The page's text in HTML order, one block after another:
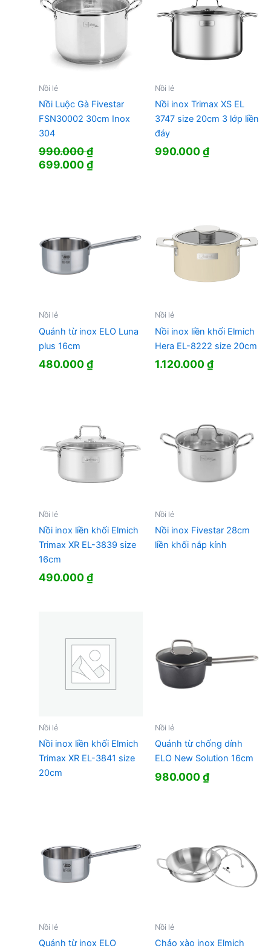
Nồi lẻ
Nồi Luộc Gà Fivestar
FSN30002 30cm Inox
304
990.000₫
Giá
699.000₫Giá
Nồi lẻ
Nồi inox Trimax XS EL
3747 size 20cm 3 lớp liền
đáy
990.000₫
Nồi lẻ
Quánh từ inox ELO Luna
plus 16cm
480.000₫
Nồi lẻ
Nồi inox liền khối Elmich
Hera EL-8222 size 20cm
1.120.000₫
Nồi lẻ
Nồi inox liền khối Elmich
Trimax XR EL-3839 size
16cm
490.000₫
Nồi lẻ
Nồi inox Fivestar 28cm
liền khối nắp kính
Nồi lẻ
Nồi inox liền khối Elmich
Trimax XR EL-3841 size
20cm
Nồi lẻ
Quánh từ chống dính
ELO New Solution 16cm
980.000₫
Nồi lẻ
Quánh từ inox ELO
Nồi lẻ
Chảo xào inox Elmich